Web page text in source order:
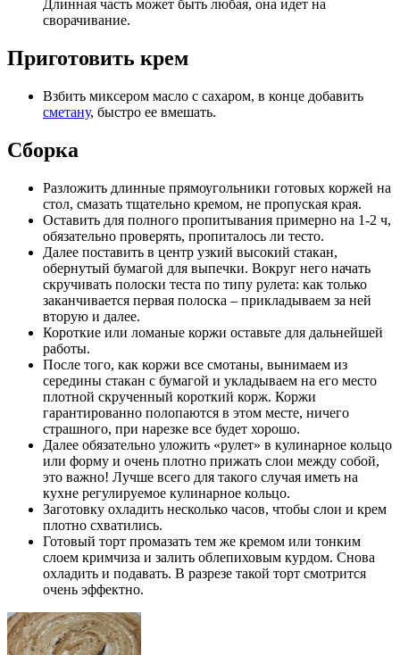
Длинная часть может быть любая, она идет на
сворачивание.
Приготовить крем
Взбить миксером масло с сахаром, в конце добавить
сметану, быстро ее вмешать.
Сборка
Разложить длинные прямоугольники готовых коржей на
стол, смазать тщательно кремом, не пропуская края.
Оставить для полного пропитывания примерно на 1-2 ч,
обязательно проверять, пропиталось ли тесто.
Далее поставить в центр узкий высокий стакан,
обернутый бумагой для выпечки. Вокруг него начать
скручивать полоски теста по типу рулета: как только
заканчивается первая полоска – прикладываем за ней
вторую и далее.
Короткие или ломаные коржи оставьте для дальнейшей
работы.
После того, как коржи все смотаны, вынимаем из
середины стакан с бумагой и укладываем на его место
плотной скрученный короткий корж. Коржи
гарантированно полопаются в этом месте, ничего
страшного, при нарезке все будет хорошо.
Далее обязательно уложить «рулет» в кулинарное кольцо
или форму и очень плотно прижать слои между собой,
это важно! Лучше всего для такого случая иметь на
кухне регулируемое кулинарное кольцо.
Заготовку охладить несколько часов, чтобы слои и крем
плотно схватились.
Готовый торт промазать тем же кремом или тонким
слоем кримчиза и залить облепиховым курдом. Снова
охладить и подавать. В разрезе такой торт смотрится
очень эффектно.